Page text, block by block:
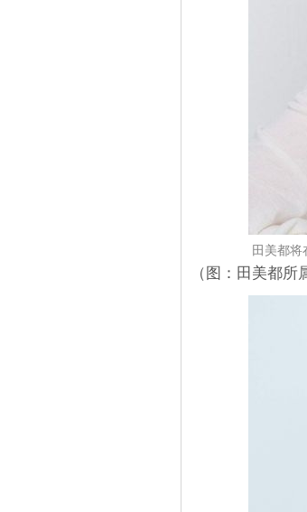
田美都
（图：田美都所